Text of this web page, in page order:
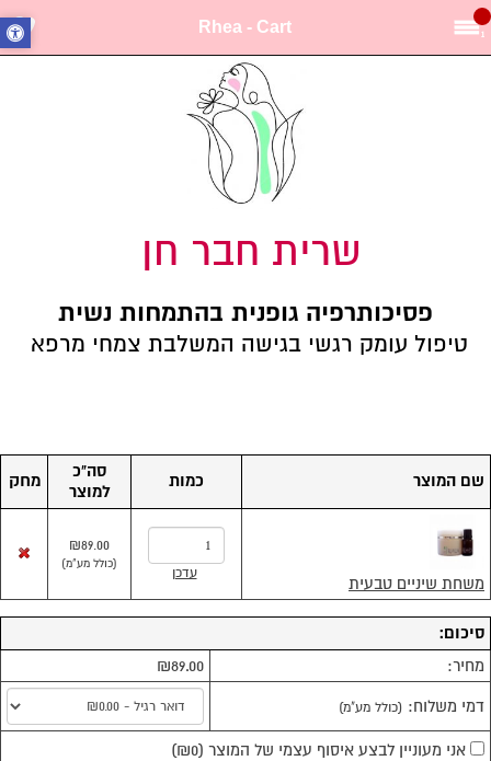
1
Rhea - Cart
שרית חבר חן
פסיכותרפיה גופנית בהתמחות נשית
טיפול עומק רגשי בגישה המשלבת צמחי מרפא
שם המוצר כמות
סה"כ
למוצר
מחק
משחת שיניים טבעית
עדכן
₪89.00
(כולל מע"מ)
סיכום:
מחיר: ₪89.00
דמי משלוח: (כולל מע"מ)
אני מעוניין לבצע איסוף עצמי של המוצר (
₪0
)